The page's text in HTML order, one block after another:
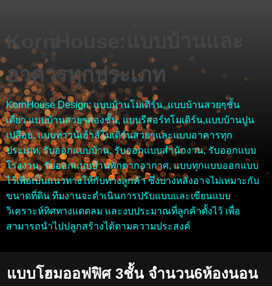
KornHouse:แบบบ้านและ
อาคารทุกประเภท
KornHouse Design: แบบบ้านโมเดิร์น, แบบบ้านสวยๆชั้น
เดียว,แบบบ้านสวยๆสองชั้น, แบบรีสอร์ทโมเดิร์น,แบบบ้านปูน
เปลือย, แบบทาวน์เฮ้าส์โมเดิร์นสวยๆและแบบอาคารทุก
ประเภท, รับออกแบบบ้าน, รับออกแบบสำนักงาน, รับออกแบบ
โรงงาน, รับออกแบบบ้านพักตากอากาศ, แบบทุกแบบออกแบบ
ไว้เพื่อเป็นแนวทางให้กับทางลูกค้า ซึ่งบางหลังอาจไม่เหมาะกับ
ขนาดที่ดิน ทีมงานจะดำเนินการปรับแบบและเขียนแบบ
วิเคราะห์ทิศทางแดดลม และงบประมาณที่ลูกค้าตั้งไว้ เพื่อ
สามารถนำไปปลูกสร้างได้ตามความประสงค์
แบบโฮมออฟฟิศ 3ชั้น จำนวน6ห้องนอน